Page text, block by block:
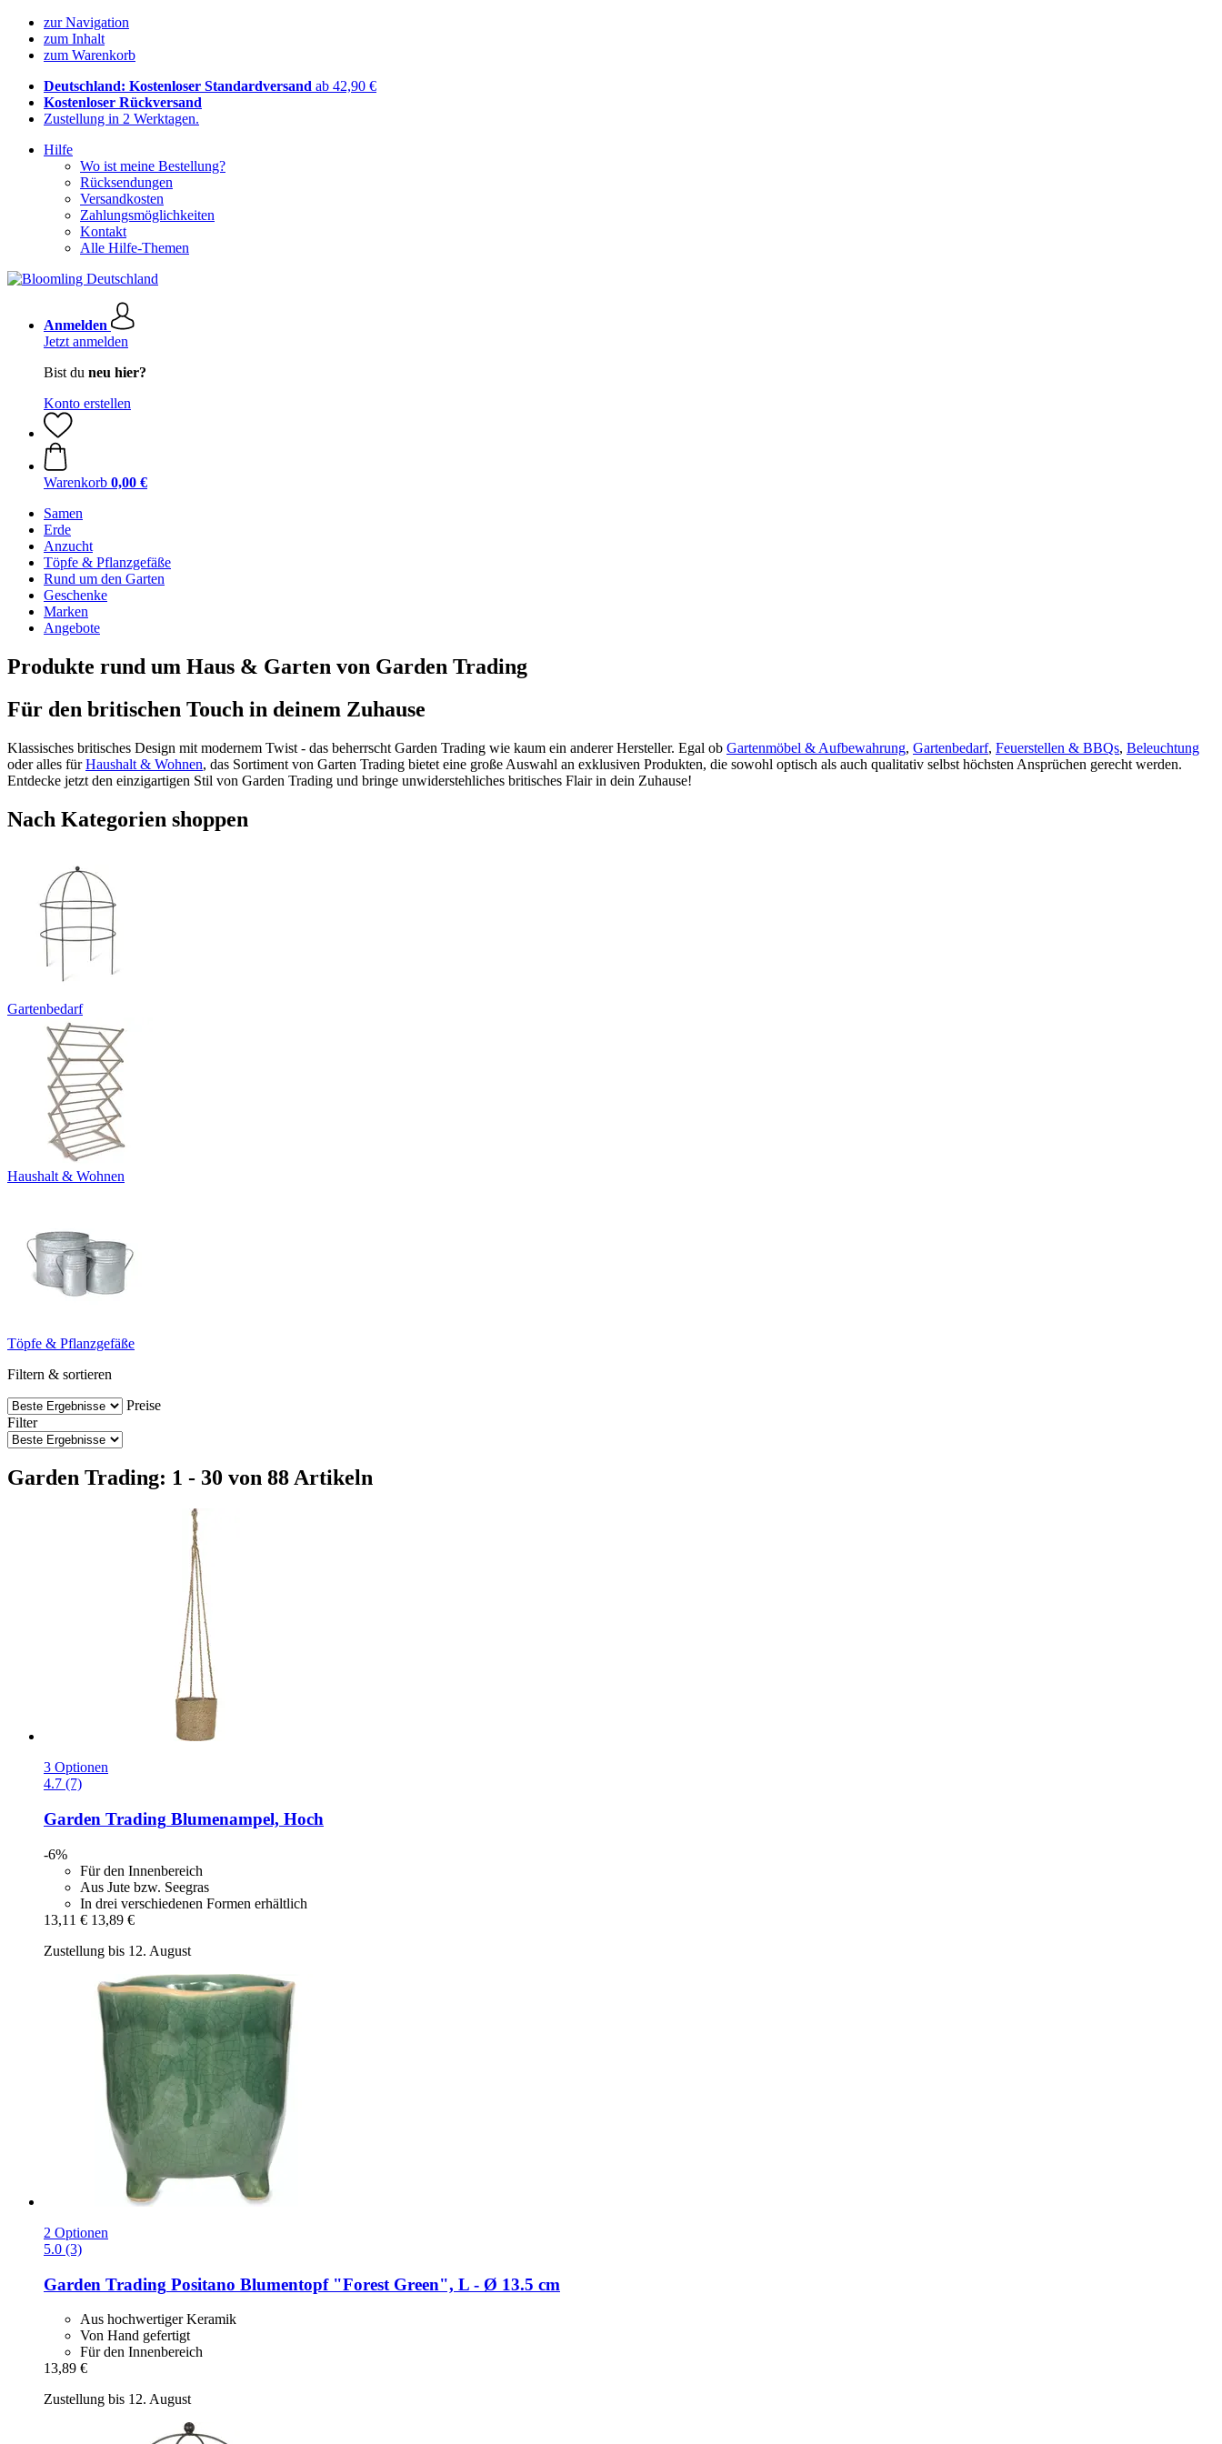
zur Navigation
zum Inhalt
zum Warenkorb
Deutschland: Kostenloser Standardversand ab 42,90 €
Kostenloser Rückversand
Zustellung in 2 Werktagen.
Hilfe
Wo ist meine Bestellung?
Rücksendungen
Versandkosten
Zahlungsmöglichkeiten
Kontakt
Alle Hilfe-Themen
Anmelden
Jetzt anmelden
Bist du neu hier?
Konto erstellen
Warenkorb 0,00 €
Samen
Erde
Anzucht
Töpfe & Pflanzgefäße
Rund um den Garten
Geschenke
Marken
Angebote
Produkte rund um Haus & Garten von Garden Trading
Für den britischen Touch in deinem Zuhause
Klassisches britisches Design mit modernem Twist - das beherrscht Garden Trading wie kaum ein anderer Hersteller. Egal ob Gartenmöbel & Aufbewahrung, Gartenbedarf, Feuerstellen & BBQs, Beleuchtung
oder alles fürHaushalt & Wohnen, das Sortiment von Garten Trading bietet eine große Auswahl an exklusiven Produkten, die sowohl optisch als auch qualitativ selbst höchsten Ansprüchen gerecht werden.
Entdecke jetzt den einzigartigen Stil von Garden Trading und bringe unwiderstehliches britisches Flair in dein Zuhause!
Nach Kategorien shoppen
Gartenbedarf
Haushalt & Wohnen
Töpfe & Pflanzgefäße
Filtern & sortieren
Preise
Filter
Garden Trading: 1 - 30 von 88 Artikeln
3 Optionen
4.7 (7)
Garden Trading Blumenampel, Hoch
-6%
Für den Innenbereich
Aus Jute bzw. Seegras
In drei verschiedenen Formen erhältlich
13,11 € 13,89 €
Zustellung bis 12. August
2 Optionen
5.0 (3)
Garden Trading Positano Blumentopf "Forest Green", L -​ Ø 13.5 cm
Aus hochwertiger Keramik
Von Hand gefertigt
Für den Innenbereich
13,89 €
Zustellung bis 12. August